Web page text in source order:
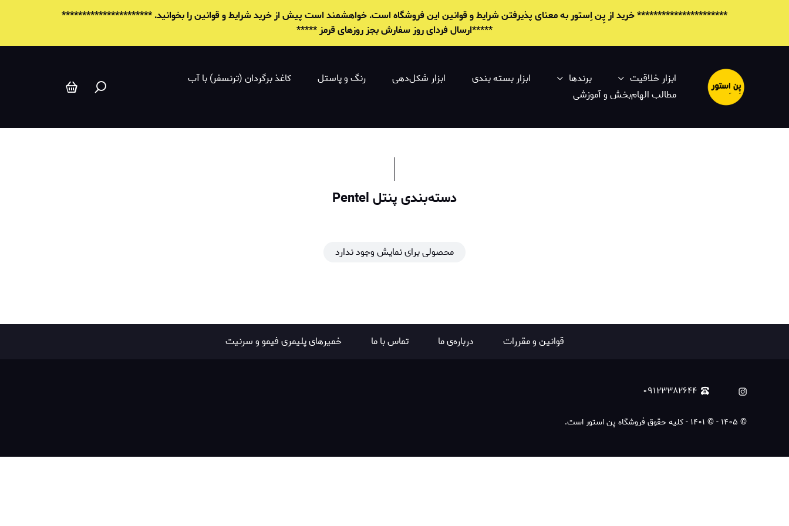
********************** خرید از پِن اِستور به معنای پذیرفتن شرایط و قوانين این فروشگاه است. خواهشمند است پیش از خرید شرایط و قوانين را بخوانید. **********************
*****ارسال فردای روز سفارش بجز روزهای قرمز *****
ابزار خلاقیت برندها ابزار بسته بندی ابزار شکل‌دهی رنگ و پاستل
کاغذ برگردان (ترنسفر) با آب
مطالب الهام‌بخش و آموزشی
دسته‌بندی پنتل Pentel
محصولی برای نمایش وجود ندارد
قوانين و مقررات درباره‌ی ما تماس با ما خمیرهای پلیمری فیمو و سرنیت
۰۹۱۲۳۳۸۲۶۴۴
© ۱۴۰۵ -© ۱۴۰۱ - کلیه حقوق فروشگاه پن استور است.